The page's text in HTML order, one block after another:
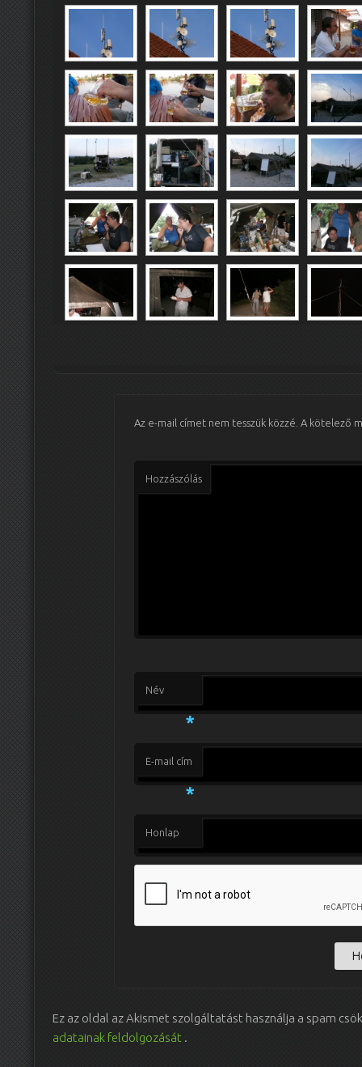
Az e-mail címet nem tesszük közzé. A kötelező
Hozzászólás
Név
*
E-mail cím
*
Honlap
Ez az oldal az Akismet szolgáltatást használja a spam
adatainak feldolgozását .